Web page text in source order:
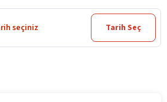
seçiniz Tarih Seç